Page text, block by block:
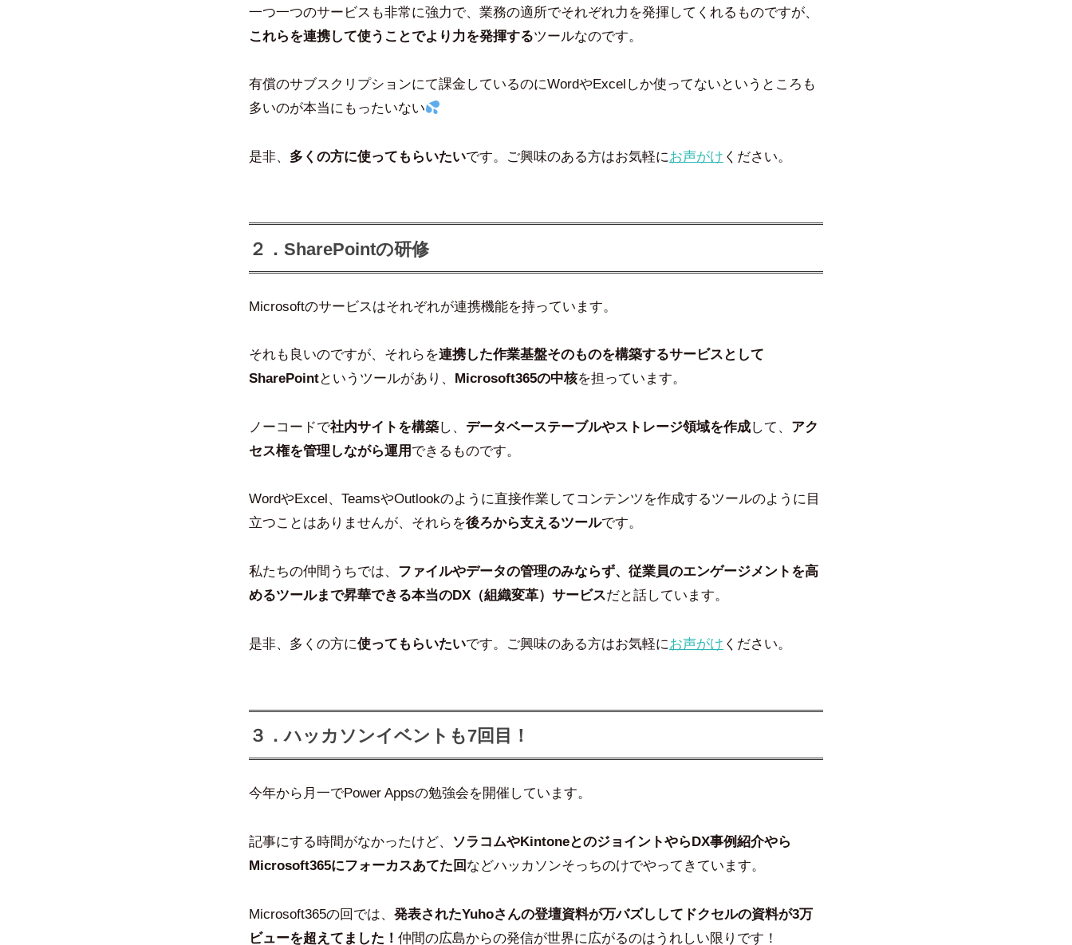
一つ一つのサービスも非常に強力で、業務の適所でそれぞれ力を発揮してくれるものですが、
これらを連携して使うことでより力を発揮するツールなのです。
有償のサブスクリプションにて課金しているのにWordやExcelしか使ってないというところも
多いのが本当にもったいない
是非、 多くの方に使ってもらいたいです。ご興味のある方はお気軽にお声がけ ください。
２．SharePointの研修
Microsoftのサービスはそれぞれが連携機能を持っています。
それも良いのですが、それらを連携した作業基盤そのものを構築するサービスとして
SharePointというツールがあり、 Microsoft365の中核を担っています。
ノーコードで社内サイトを構築し、 データベーステーブルやストレージ領域を作成して、 アク
セス権を管理しながら運用 できるものです。
WordやExcel、TeamsやOutlookのように直接作業してコンテンツを作成するツールのように目
立つことはありませんが、それらを後ろから支えるツールです。
私たちの仲間うちでは、 ファイルやデータの管理のみならず、従業員のエンゲージメントを高
めるツールまで昇華できる本当のDX（組織変革）サービスだと話しています。
是非、多くの方に使ってもらいたいです。ご興味のある方はお気軽にお声がけ ください。
３．ハッカソンイベントも7回目！
今年から月一でPower Appsの勉強会を開催しています。
記事にする時間がなかったけど、
ソラコムやKintoneとのジョイントやらDX事例紹介やら
Microsoft365にフォーカスあてた回 などハッカソンそっちのけでやってきています。
Microsoft365の回では、 発表されたYuhoさんの登壇資料が万バズししてドクセルの資料が3万
ビューを超えてました！ 仲間の広島からの発信が世界に広がるのはうれしい限りです！